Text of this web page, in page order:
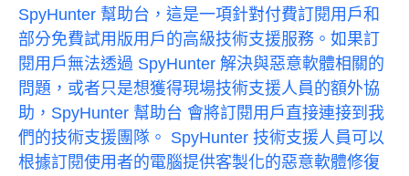
SpyHunter 幫助台，這是一項針對付費訂閱用戶和
部分免費試用版用戶的高級技術支援服務。如果訂
閱用戶無法透過 SpyHunter 解決與惡意軟體相關的
問題，或者只是想獲得現場技術支援人員的額外協
助， SpyHunter 幫助台 會將訂閱用戶直接連接到我
們的技術支援團隊。 SpyHunter 技術支援人員可以
根據訂閱使用者的電腦提供客製化的惡意軟體修復